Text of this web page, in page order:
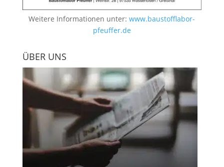
Weitere Informationen unter:www.baustofflabor-
pfeuffer.de
ÜBER UNS